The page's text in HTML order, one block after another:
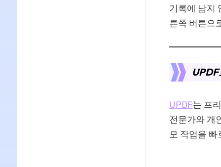
기록에 남지
른쪽 버튼으
UPDF는 프
전문가와 개
모 작업을 빠